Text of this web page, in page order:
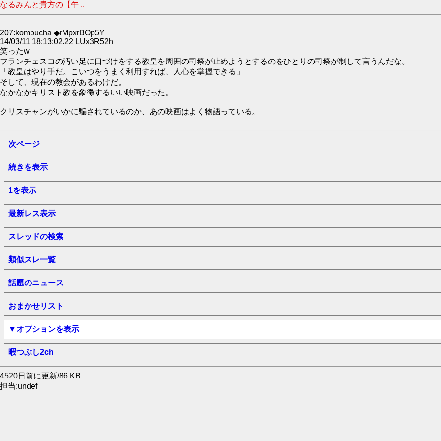
なるみんと貴方の【午 ..
207:kombucha ◆rMpxrBOp5Y
14/03/11 18:13:02.22 LUx3R52h
笑ったw
フランチェスコの汚い足に口づけをする教皇を周囲の司祭が止めようとするのをひとりの司祭が制して言うんだな。
「教皇はやり手だ。こいつをうまく利用すれば、人心を掌握できる」
そして、現在の教会があるわけだ。
なかなかキリスト教を象徴するいい映画だった。
クリスチャンがいかに騙されているのか、あの映画はよく物語っている。
次ページ
続きを表示
1を表示
最新レス表示
スレッドの検索
類似スレ一覧
話題のニュース
おまかせリスト
▼オプションを表示
暇つぶし2ch
4520日前に更新/86 KB
担当:undef